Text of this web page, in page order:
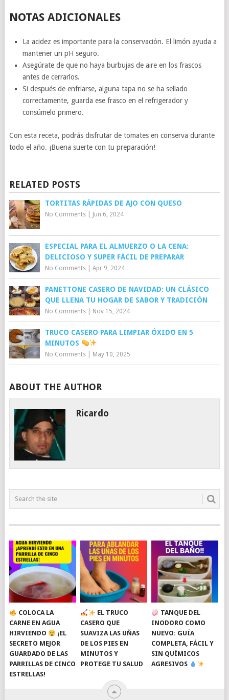
NOTAS ADICIONALES
La acidez es importante para la conservación. El limón ayuda a
mantener un pH seguro.
Asegúrate de que no haya burbujas de aire en los frascos
antes de cerrarlos.
Si después de enfriarse, alguna tapa no se ha sellado
correctamente, guarda ese frasco en el refrigerador y
consúmelo primero.
Con esta receta, podrás disfrutar de tomates en conserva durante
todo el año. ¡Buena suerte con tu preparación!
RELATED POSTS
TORTITAS RÁPIDAS DE AJO CON QUESO
No Comments| Jun 6, 2024
ESPECIAL PARA EL ALMUERZO O LA CENA:
DELICIOSO Y SUPER FÁCIL DE PREPARAR
No Comments| Apr 9, 2024
PANETTONE CASERO DE NAVIDAD: UN CLÁSICO
QUE LLENA TU HOGAR DE SABOR Y TRADICIÓN
No Comments| Nov 15, 2024
TRUCO CASERO PARA LIMPIAR ÓXIDO EN 5
MINUTOS
No Comments| May 10, 2025
ABOUT THE AUTHOR
Ricardo
COLOCA LA
CARNE EN AGUA
HIRVIENDO
¡EL
SECRETO MEJOR
GUARDADO DE LAS
PARRILLAS DE CINCO
ESTRELLAS!
EL TRUCO
CASERO QUE
SUAVIZA LAS UÑAS
DE LOS PIES EN
MINUTOS Y
PROTEGE TU SALUD
TANQUE DEL
INODORO COMO
NUEVO: GUÍA
COMPLETA, FÁCIL Y
SIN QUÍMICOS
AGRESIVOS